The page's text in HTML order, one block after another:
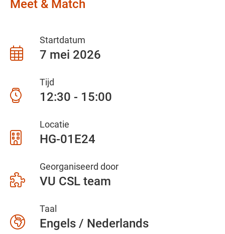
Meet & Match
Startdatum
7 mei 2026
Tijd
12:30 - 15:00
Locatie
HG-01E24
Georganiseerd door
VU CSL team
Taal
Engels / Nederlands